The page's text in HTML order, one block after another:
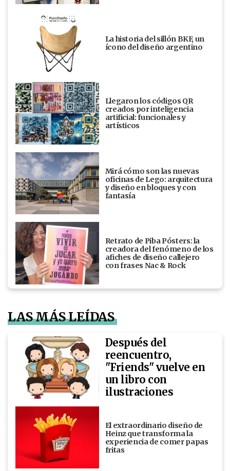
La historia del sillón BKF, un
ícono del diseño argentino
Llegaron los códigos QR
creados por inteligencia
artificial: funcionales y
artísticos
Mirá cómo son las nuevas
oficinas de Lego: arquitectura
y diseño en bloques y con
fantasía
Retrato de Piba Pósters: la
creadora del fenómeno de los
afiches de diseño callejero
con frases Nac & Rock
LAS MÁS LEÍDAS
Después del
reencuentro,
"Friends" vuelve en
un libro con
ilustraciones
El extraordinario diseño de
Heinz que transforma la
experiencia de comer papas
fritas